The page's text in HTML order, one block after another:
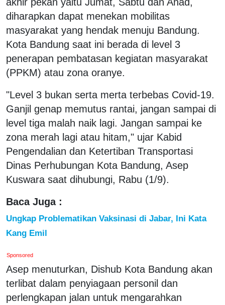
diharapkan dapat menekan mobilitas
masyarakat yang hendak menuju Bandung.
Kota Bandung saat ini berada di level 3
penerapan pembatasan kegiatan masyarakat
(PPKM) atau zona oranye.
"Level 3 bukan serta merta terbebas Covid-19.
Ganjil genap memutus rantai, jangan sampai di
level tiga malah naik lagi. Jangan sampai ke
zona merah lagi atau hitam," ujar Kabid
Pengendalian dan Ketertiban Transportasi
Dinas Perhubungan Kota Bandung, Asep
Kuswara saat dihubungi, Rabu (1/9).
Baca Juga :
Ungkap Problematikan Vaksinasi di Jabar, Ini Kata
Kang Emil
Sponsored
Asep menuturkan, Dishub Kota Bandung akan
terlibat dalam penyiagaan personil dan
perlengkapan jalan untuk mengarahkan